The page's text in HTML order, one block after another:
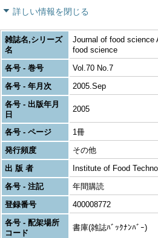
詳しい情報を閉じる
雑誌名,シリーズ
名
Journal of food
food science
各号 - 巻号
Vol.70 No.7
各号 - 年月次
2005.Sep
各号 - 出版年月
日
2005
各号 - ページ
1冊
発行頻度
その他
出 版 者
Institute of Food
各号 - 注記
年間購読
登録番号
400008772
各号 - 配架場所
コード
書庫(雑誌ﾊﾞｯｸﾅﾝﾊﾞｰ)